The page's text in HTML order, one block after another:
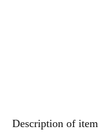
Description of item